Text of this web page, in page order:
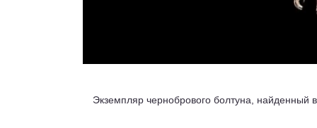
Экземпляр чернобрового болтуна, найденный